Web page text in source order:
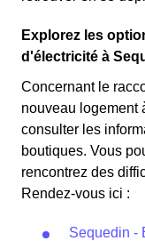
Explorez les
d'électricité à
Concernant le
nouveau logement
consulter les
boutiques. Vous
rencontrez des
Rendez-vous ici :
Sequedin -